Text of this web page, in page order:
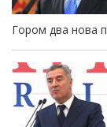
Гором два нова